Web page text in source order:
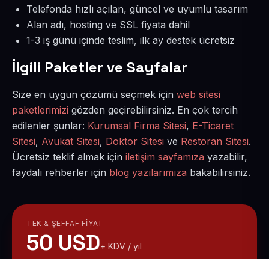
Telefonda hızlı açılan, güncel ve uyumlu tasarım
Alan adı, hosting ve SSL fiyata dahil
1-3 iş günü içinde teslim, ilk ay destek ücretsiz
İlgili Paketler ve Sayfalar
Size en uygun çözümü seçmek için web sitesi
paketlerimizi gözden geçirebilirsiniz. En çok tercih
edilenler şunlar: Kurumsal Firma Sitesi, E-Ticaret
Sitesi, Avukat Sitesi, Doktor Sitesi ve Restoran Sitesi.
Ücretsiz teklif almak için iletişim sayfamıza yazabilir,
faydalı rehberler için blog yazılarımıza bakabilirsiniz.
TEK & ŞEFFAF FIYAT
50 USD+ KDV / yıl